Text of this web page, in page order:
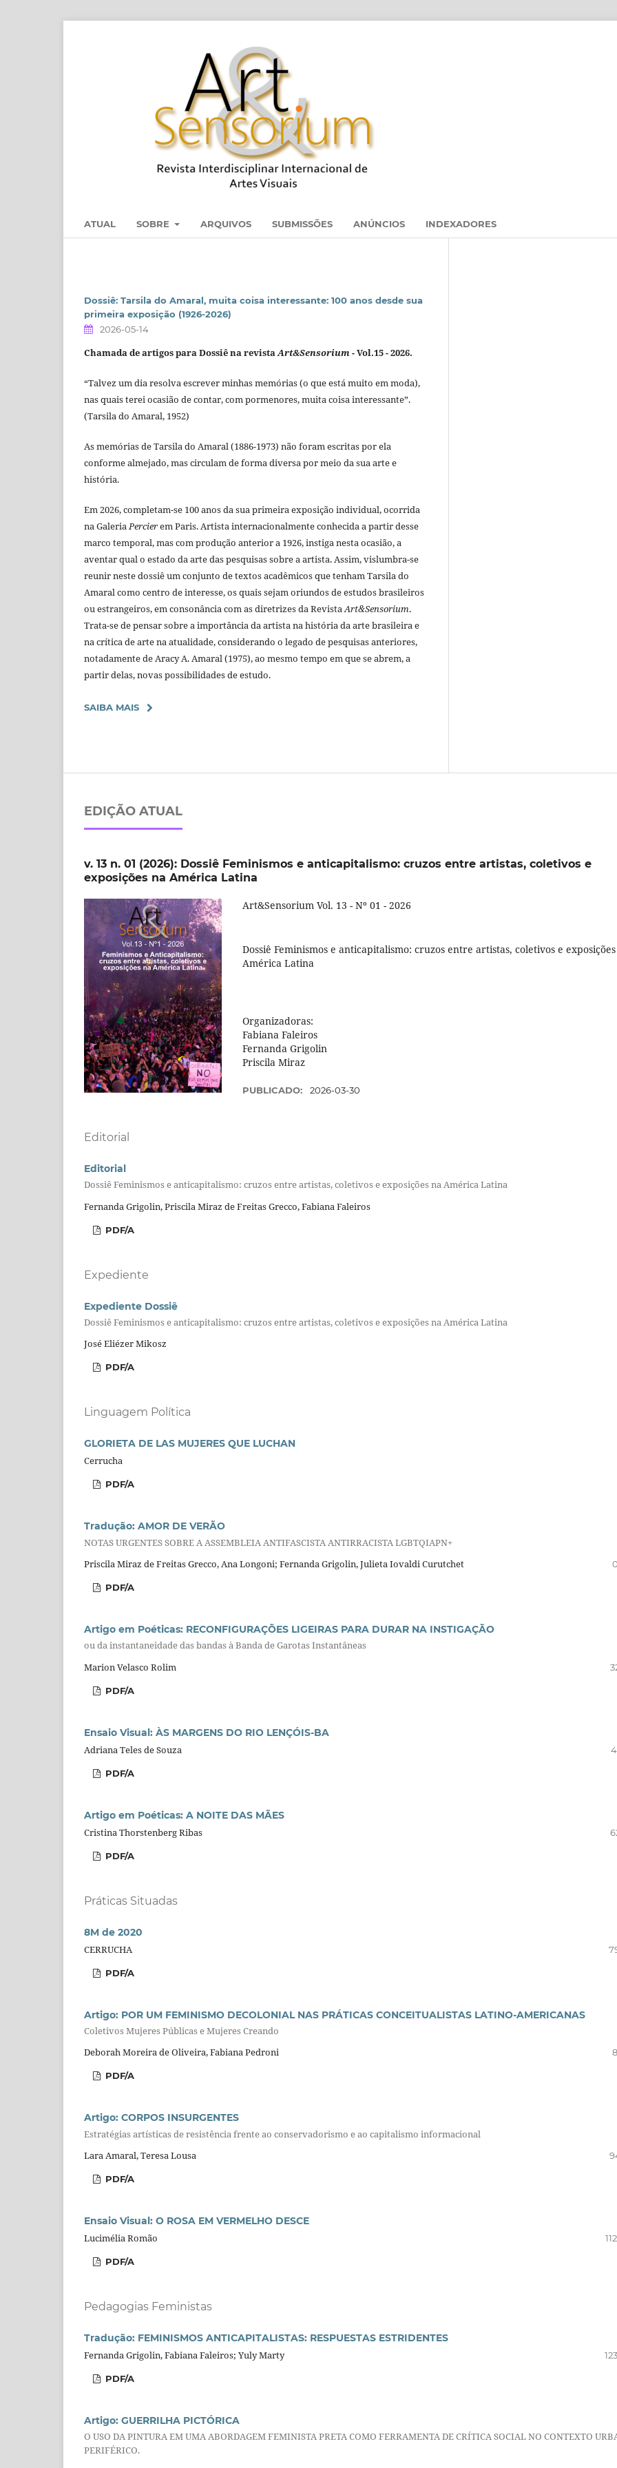
ATUAL SOBRE ARQUIVOS SUBMISSÕES ANÚNCIOS INDEXADORES
Dossiê: Tarsila do Amaral, muita coisa interessante: 100 anos desde sua
primeira exposição (1926-2026)
2026-05-14
Chamada de artigos para Dossiê na revistaArt&Sensorium -Vol.15 - 2026.
“Talvez um dia resolva escrever minhas memórias (o que está muito em moda),
nas quais terei ocasião de contar, com pormenores, muita coisa interessante”.
(Tarsila do Amaral, 1952)
As memórias de Tarsila do Amaral (1886-1973) não foram escritas por ela
conforme almejado, mas circulam de forma diversa por meio da sua arte e
história.
Em 2026, completam-se 100 anos da sua primeira exposição individual, ocorrida
na GaleriaPercierem Paris. Artista internacionalmente conhecida a partir desse
marco temporal, mas com produção anterior a 1926, instiga nesta ocasião, a
aventar qual o estado da arte das pesquisas sobre a artista. Assim, vislumbra-se
reunir neste dossiê um conjunto de textos acadêmicos que tenham Tarsila do
Amaral como centro de interesse, os quais sejam oriundos de estudos brasileiros
ou estrangeiros, em consonância com as diretrizes da RevistaArt&Sensorium.
Trata-se de pensar sobre a importância da artista na história da arte brasileira e
na crítica de arte na atualidade, considerando o legado de pesquisas anteriores,
notadamente de Aracy A. Amaral (1975), ao mesmo tempo em que se abrem, a
partir delas, novas possibilidades de estudo.
SAIBA MAIS
EDIÇÃO ATUAL
v. 13 n. 01 (2026): Dossiê Feminismos e anticapitalismo: cruzos entre artistas, coletivos e
exposições na América Latina
Art&Sensorium Vol. 13 - Nº 01 - 2026
Dossiê Feminismos e anticapitalismo: cruzos entre artistas, coletivos e
América Latina
Organizadoras:
Fabiana Faleiros
Fernanda Grigolin
Priscila Miraz
PUBLICADO: 2026-03-30
Editorial
Editorial
Dossiê Feminismos e anticapitalismo: cruzos entre artistas, coletivos e exposições na América Latina
Fernanda Grigolin, Priscila Miraz de Freitas Grecco, Fabiana Faleiros
PDF/A
Expediente
Expediente Dossiê
Dossiê Feminismos e anticapitalismo: cruzos entre artistas, coletivos e exposições na América Latina
José Eliézer Mikosz
PDF/A
Linguagem Política
GLORIETA DE LAS MUJERES QUE LUCHAN
Cerrucha
PDF/A
Tradução: AMOR DE VERÃO
NOTAS URGENTES SOBRE A ASSEMBLEIA ANTIFASCISTA ANTIRRACISTA LGBTQIAPN+
Priscila Miraz de Freitas Grecco, Ana Longoni; Fernanda Grigolin, Julieta Iovaldi Curutchet
PDF/A
Artigo em Poéticas: RECONFIGURAÇÕES LIGEIRAS PARA DURAR NA INSTIGAÇÃO
ou da instantaneidade das bandas à Banda de Garotas Instantâneas
Marion Velasco Rolim
PDF/A
Ensaio Visual: ÀS MARGENS DO RIO LENÇÓIS-BA
Adriana Teles de Souza
PDF/A
Artigo em Poéticas: A NOITE DAS MÃES
Cristina Thorstenberg Ribas
PDF/A
Práticas Situadas
8M de 2020
CERRUCHA
PDF/A
Artigo: POR UM FEMINISMO DECOLONIAL NAS PRÁTICAS CONCEITUALISTAS LATINO-AMERICANAS
Coletivos Mujeres Públicas e Mujeres Creando
Deborah Moreira de Oliveira, Fabiana Pedroni
PDF/A
Artigo: CORPOS INSURGENTES
Estratégias artísticas de resistência frente ao conservadorismo e ao capitalismo informacional
Lara Amaral, Teresa Lousa
PDF/A
Ensaio Visual: O ROSA EM VERMELHO DESCE
Lucimélia Romão
PDF/A
Pedagogias Feministas
Tradução: FEMINISMOS ANTICAPITALISTAS: RESPUESTAS ESTRIDENTES
Fernanda Grigolin, Fabiana Faleiros; Yuly Marty
PDF/A
Artigo: GUERRILHA PICTÓRICA
O USO DA PINTURA EM UMA ABORDAGEM FEMINISTA PRETA COMO FERRAMENTA DE CRÍTICA SOCIAL NO CONTEXTO
PERIFÉRICO.